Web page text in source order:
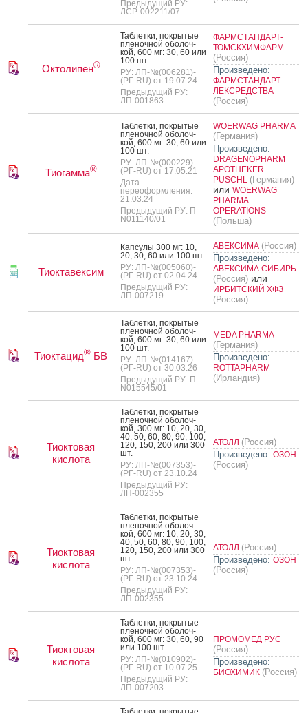
Предыдущий РУ:
ЛСР-002211/07
Октолипен®
Таб­летки, пок­ры­тые
пле­ноч­ной обо­лоч­
кой, 600 мг: 30, 60 или
100 шт.
РУ: ЛП-№(006281)-
(РГ-RU) от 19.07.24
Предыдущий РУ:
ЛП-001863
ФАРМСТАНДАРТ-
ТОМСКХИМФАРМ
(Россия)
Произведено:
ФАРМСТАНДАРТ-
ЛЕКСРЕДСТВА
(Россия)
Тиогамма®
Таб­летки, пок­ры­тые
пле­ноч­ной обо­лоч­
кой, 600 мг: 30, 60 или
100 шт.
РУ: ЛП-№(000229)-
(РГ-RU) от 17.05.21
Дата
переоформления:
21.03.24
Предыдущий РУ: П
N011140/01
WOERWAG PHARMA
(Германия)
Произведено:
DRAGENOPHARM
APOTHEKER
PUSCHL (Германия)
или WOERWAG
PHARMA
OPERATIONS
(Польша)
Тиоктавексим
Кап­су­лы 300 мг: 10,
20, 30, 60 или 100 шт.
РУ: ЛП-№(005060)-
(РГ-RU) от 02.04.24
Предыдущий РУ:
ЛП-007219
АВЕКСИМА (Россия)
Произведено:
АВЕКСИМА СИБИРЬ
(Россия) или
ИРБИТСКИЙ ХФЗ
(Россия)
Тиоктацид® БВ
Таб­летки, пок­ры­тые
пле­ноч­ной обо­лоч­
кой, 600 мг: 30, 60 или
100 шт.
РУ: ЛП-№(014167)-
(РГ-RU) от 30.03.26
Предыдущий РУ: П
N015545/01
MEDA PHARMA
(Германия)
Произведено:
ROTTAPHARM
(Ирландия)
Тиоктовая
кислота
Таб­летки, пок­ры­тые
пле­ноч­ной обо­лоч­
кой, 300 мг: 10, 20, 30,
40, 50, 60, 80, 90, 100,
120, 150, 200 или 300
шт.
РУ: ЛП-№(007353)-
(РГ-RU) от 23.10.24
Предыдущий РУ:
ЛП-002355
АТОЛЛ (Россия)
Произведено: ОЗОН
(Россия)
Тиоктовая
кислота
Таб­летки, пок­ры­тые
пле­ноч­ной обо­лоч­
кой, 600 мг: 10, 20, 30,
40, 50, 60, 80, 90, 100,
120, 150, 200 или 300
шт.
РУ: ЛП-№(007353)-
(РГ-RU) от 23.10.24
Предыдущий РУ:
ЛП-002355
АТОЛЛ (Россия)
Произведено: ОЗОН
(Россия)
Тиоктовая
кислота
Таб­летки, пок­ры­тые
пле­ноч­ной обо­лоч­
кой, 600 мг: 30, 60, 90
или 100 шт.
РУ: ЛП-№(010902)-
(РГ-RU) от 10.07.25
Предыдущий РУ:
ЛП-007203
ПРОМОМЕД РУС
(Россия)
Произведено:
БИОХИМИК (Россия)